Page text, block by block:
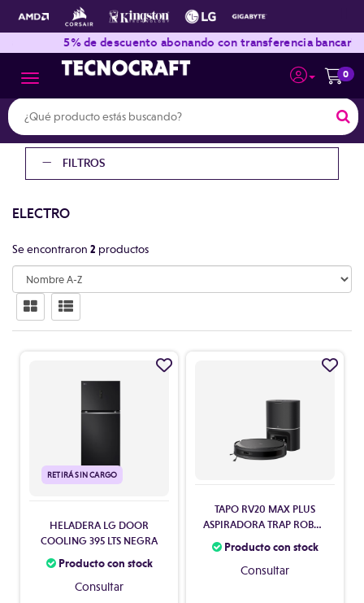
0
Toggle navigation
5% de descuento abonando con transferencia bancaria
FILTROS
ELECTRO
Se encontraron 2 productos
RETIRÁ SIN CARGO
HELADERA LG DOOR
COOLING 395 LTS NEGRA
Producto con stock
Consultar
TAPO RV20 MAX PLUS
ASPIRADORA TRAP ROBOT
5300 INT DOCK
Producto con stock
Consultar